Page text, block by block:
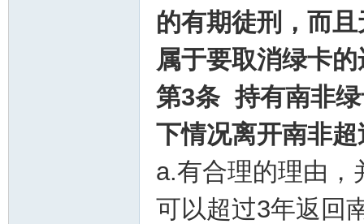
的有期徒刑 ，而
属于要取消绿卡
第3条 持有南非
下情况离开南非
a.有合理的理由，
可以超过3年返回